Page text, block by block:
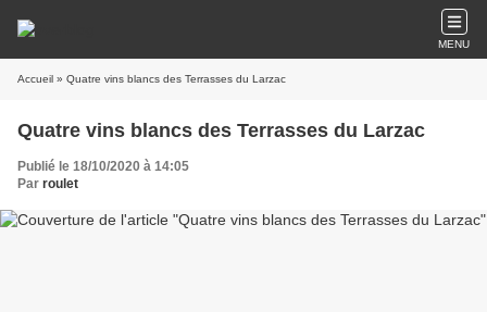
MENU
Accueil » Quatre vins blancs des Terrasses du Larzac
Quatre vins blancs des Terrasses du Larzac
Publié le 18/10/2020 à 14:05
Par roulet